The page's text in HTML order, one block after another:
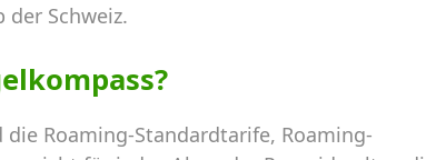
Schweiz.
Roaming-Standardtarife, Roaming-